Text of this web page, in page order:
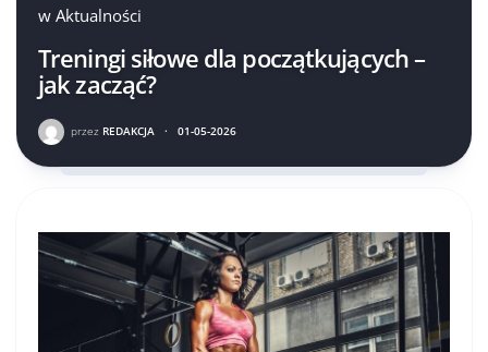
w Aktualności
Treningi siłowe dla początkujących –
jak zacząć?
przez REDAKCJA · 01-05-2026